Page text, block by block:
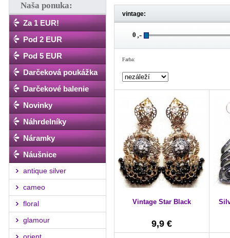
Naša ponuka:
Za 1 EUR!
Pod 2 EUR
Pod 5 EUR
Darčeková poukážka
Darčekové balenie
Novinky
Náhrdelníky
Náramky
Náušnice
antique silver
cameo
floral
glamour
vintage:
,-
Farba:
Vintage Star Black
9,9 €